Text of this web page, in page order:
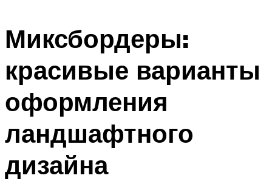
Миксбордеры:
красивые варианты
оформления
ландшафтного
дизайна